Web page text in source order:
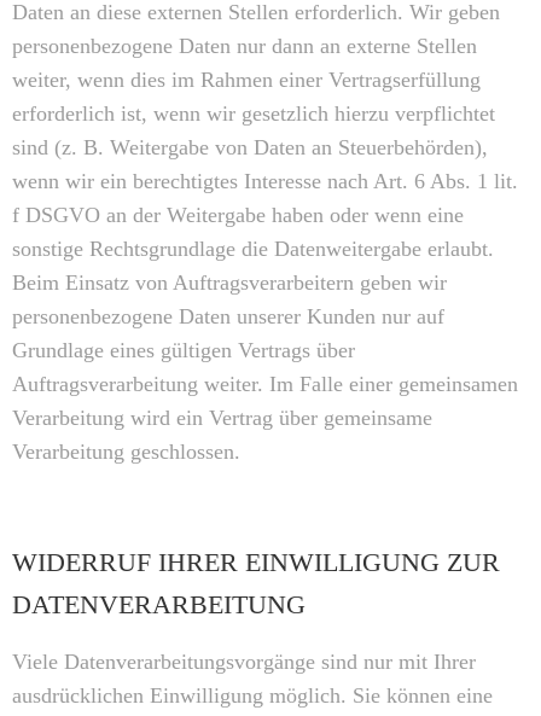
Daten an diese externen Stellen erforderlich. Wir geben
personenbezogene Daten nur dann an externe Stellen
weiter, wenn dies im Rahmen einer Vertragserfüllung
erforderlich ist, wenn wir gesetzlich hierzu verpflichtet
sind (z. B. Weitergabe von Daten an Steuerbehörden),
wenn wir ein berechtigtes Interesse nach Art. 6 Abs. 1 lit.
f DSGVO an der Weitergabe haben oder wenn eine
sonstige Rechtsgrundlage die Datenweitergabe erlaubt.
Beim Einsatz von Auftragsverarbeitern geben wir
personenbezogene Daten unserer Kunden nur auf
Grundlage eines gültigen Vertrags über
Auftragsverarbeitung weiter. Im Falle einer gemeinsamen
Verarbeitung wird ein Vertrag über gemeinsame
Verarbeitung geschlossen.
WIDERRUF IHRER EINWILLIGUNG ZUR
DATENVERARBEITUNG
Viele Datenverarbeitungsvorgänge sind nur mit Ihrer
ausdrücklichen Einwilligung möglich. Sie können eine